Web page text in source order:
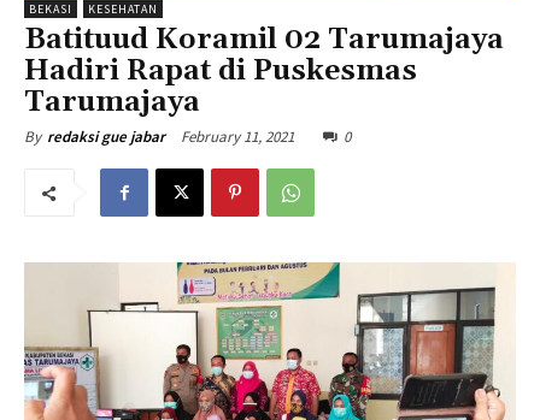
BEKASI KESEHATAN
Batituud Koramil 02 Tarumajaya
Hadiri Rapat di Puskesmas
Tarumajaya
By redaksi gue jabar February 11, 2021 0